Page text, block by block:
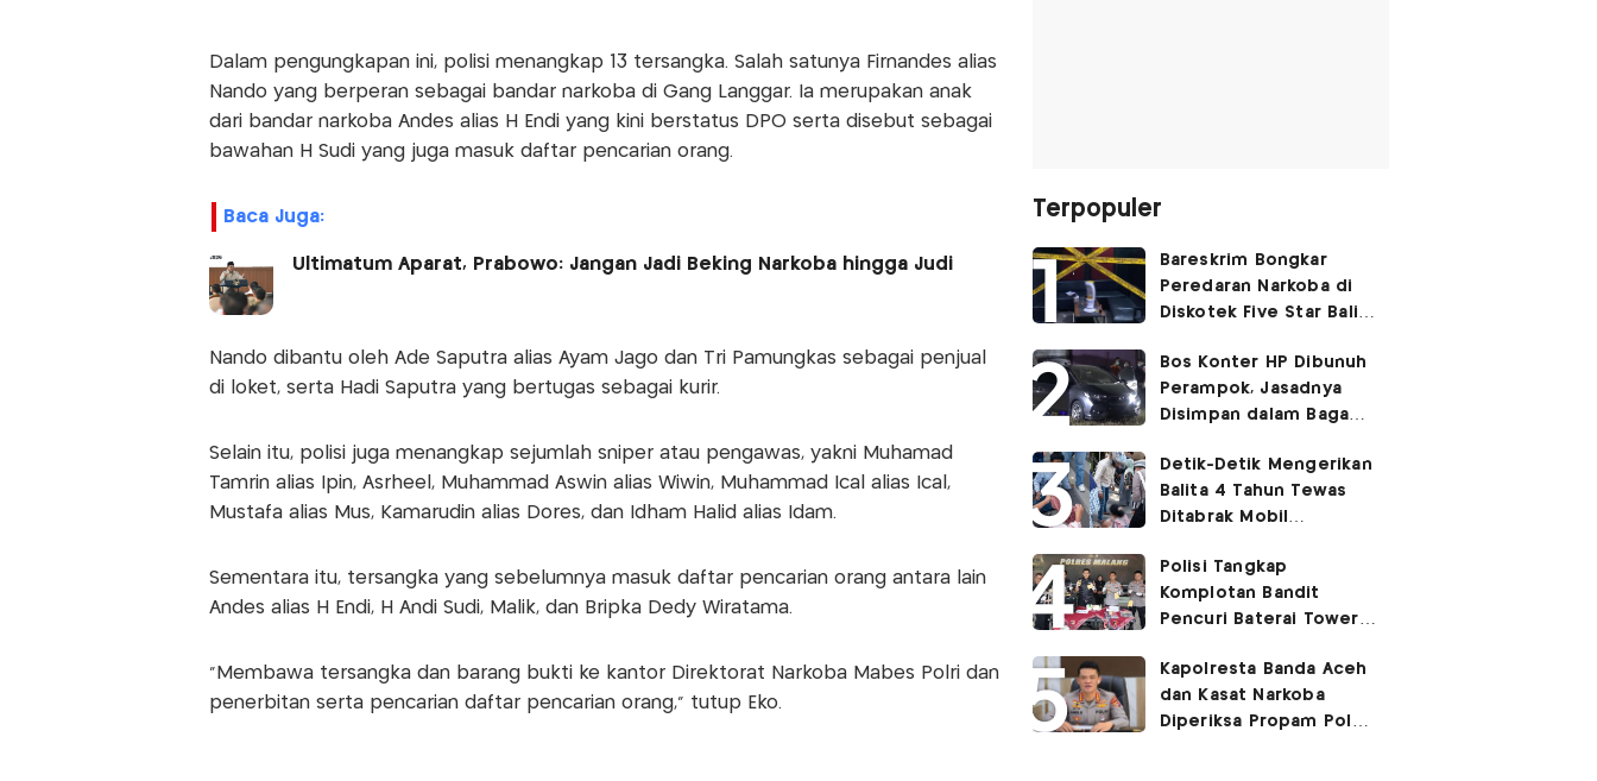
Dalam pengungkapan ini, polisi menangkap 13 tersangka. Salah satunya Firnandes alias
Nando yang berperan sebagai bandar narkoba di Gang Langgar. Ia merupakan anak
dari bandar narkoba Andes alias H Endi yang kini berstatus DPO serta disebut sebagai
bawahan H Sudi yang juga masuk daftar pencarian orang.
Baca Juga:
Ultimatum Aparat, Prabowo: Jangan Jadi Beking Narkoba hingga Judi
Nando dibantu oleh Ade Saputra alias Ayam Jago dan Tri Pamungkas sebagai penjual
di loket, serta Hadi Saputra yang bertugas sebagai kurir.
Selain itu, polisi juga menangkap sejumlah sniper atau pengawas, yakni Muhamad
Tamrin alias Ipin, Asrheel, Muhammad Aswin alias Wiwin, Muhammad Ical alias Ical,
Mustafa alias Mus, Kamarudin alias Dores, dan Idham Halid alias Idam.
Sementara itu, tersangka yang sebelumnya masuk daftar pencarian orang antara lain
Andes alias H Endi, H Andi Sudi, Malik, dan Bripka Dedy Wiratama.
“Membawa tersangka dan barang bukti ke kantor Direktorat Narkoba Mabes Polri dan
penerbitan serta pencarian daftar pencarian orang,” tutup Eko.
Terpopuler
Bareskrim Bongkar
Peredaran Narkoba di
Diskotek Five Star Bali,
Bos Konter HP Dibunuh
Perampok, Jasadnya
Disimpan dalam Bagasi
Detik-Detik Mengerikan
Balita 4 Tahun Tewas
Ditabrak Mobil
Polisi Tangkap
Komplotan Bandit
Pencuri Baterai Tower,
Juta
Kapolresta Banda Aceh
dan Kasat Narkoba
Diperiksa Propam Polri,